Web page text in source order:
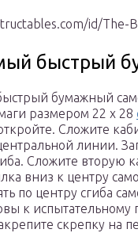
id/The-
быстрый
бумажный
размером 22 х 28
Сложите
линии.
Сложите вторую
вниз к центру
по центру сгиба
к испытательному
скрепку на